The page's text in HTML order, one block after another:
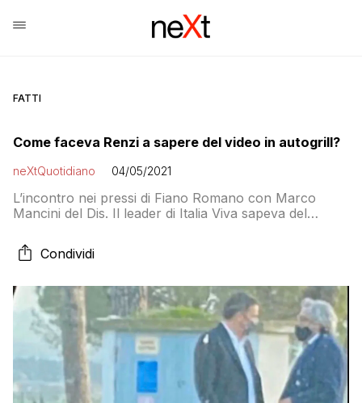
FATTI
Come faceva Renzi a sapere del video in autogrill?
neXtQuotidiano 04/05/2021
L’incontro nei pressi di Fiano Romano con Marco
Mancini del Dis. Il leader di Italia Viva sapeva del
Condividi